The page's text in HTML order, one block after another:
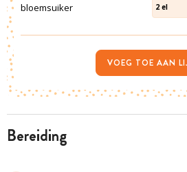
bereiding
bloemsuiker 2 el
VOEG TOE AAN